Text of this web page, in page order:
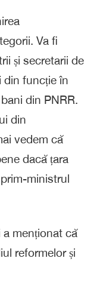
Va fi
și secretarii de
din funcție în
din PNRR.
din
vedem că
dacă țara
ministrul
a menționat că
reformelor și